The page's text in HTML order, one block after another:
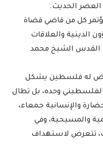
العصر الحديث.
كل من قاضي قضاة
والعلاقات
القدس الشيخ محمد
له فلسطين يشكل
وحده، بل تطال
والإنسانية جمعاء،
والمسيحية، وفي
تتعرض لاستهداف